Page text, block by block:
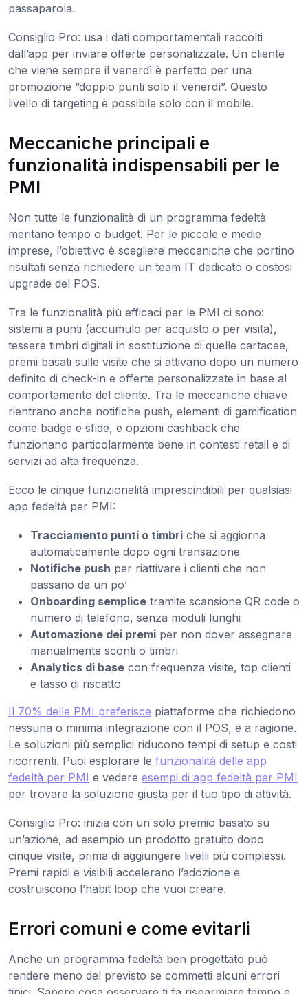
passaparola.
Consiglio Pro: usa i dati comportamentali raccolti
dall’app per inviare offerte personalizzate. Un cliente
che viene sempre il venerdì è perfetto per una
promozione “doppio punti solo il venerdì”. Questo
livello di targeting è possibile solo con il mobile.
Meccaniche principali e
funzionalità indispensabili per le
PMI
Non tutte le funzionalità di un programma fedeltà
meritano tempo o budget. Per le piccole e medie
imprese, l’obiettivo è scegliere meccaniche che portino
risultati senza richiedere un team IT dedicato o costosi
upgrade del POS.
Tra le funzionalità più efficaci per le PMI ci sono:
sistemi a punti (accumulo per acquisto o per visita),
tessere timbri digitali in sostituzione di quelle cartacee,
premi basati sulle visite che si attivano dopo un numero
definito di check-in e offerte personalizzate in base al
comportamento del cliente. Tra le meccaniche chiave
rientrano anche notifiche push, elementi di gamification
come badge e sfide, e opzioni cashback che
funzionano particolarmente bene in contesti retail e di
servizi ad alta frequenza.
Ecco le cinque funzionalità imprescindibili per qualsiasi
app fedeltà per PMI:
Tracciamento punti o timbri che si aggiorna
automaticamente dopo ogni transazione
Notifiche push per riattivare i clienti che non
passano da un po’
Onboarding semplice tramite scansione QR code o
numero di telefono, senza moduli lunghi
Automazione dei premi per non dover assegnare
manualmente sconti o timbri
Analytics di base con frequenza visite, top clienti
e tasso di riscatto
Il 70% delle PMI preferisce piattaforme che richiedono
nessuna o minima integrazione con il POS, e a ragione.
Le soluzioni più semplici riducono tempi di setup e costi
ricorrenti. Puoi esplorare le funzionalità delle app
fedeltà per PMI e vedere esempi di app fedeltà per PMI
per trovare la soluzione giusta per il tuo tipo di attività.
Consiglio Pro: inizia con un solo premio basato su
un’azione, ad esempio un prodotto gratuito dopo
cinque visite, prima di aggiungere livelli più complessi.
Premi rapidi e visibili accelerano l’adozione e
costruiscono l’habit loop che vuoi creare.
Errori comuni e come evitarli
Anche un programma fedeltà ben progettato può
rendere meno del previsto se commetti alcuni errori